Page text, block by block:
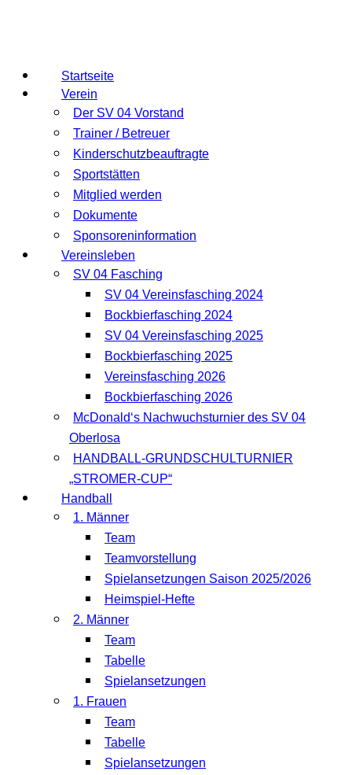
Startseite
Verein
Der SV 04 Vorstand
Trainer / Betreuer
Kinderschutzbeauftragte
Sportstätten
Mitglied werden
Dokumente
Sponsoreninformation
Vereinsleben
SV 04 Fasching
SV 04 Vereinsfasching 2024
Bockbierfasching 2024
SV 04 Vereinsfasching 2025
Bockbierfasching 2025
Vereinsfasching 2026
Bockbierfasching 2026
McDonald‘s Nachwuchsturnier des SV 04
Oberlosa
HANDBALL-GRUNDSCHULTURNIER
„STROMER-CUP“
Handball
1. Männer
Team
Teamvorstellung
Spielansetzungen Saison 2025/2026
Heimspiel-Hefte
2. Männer
Team
Tabelle
Spielansetzungen
1. Frauen
Team
Tabelle
Spielansetzungen